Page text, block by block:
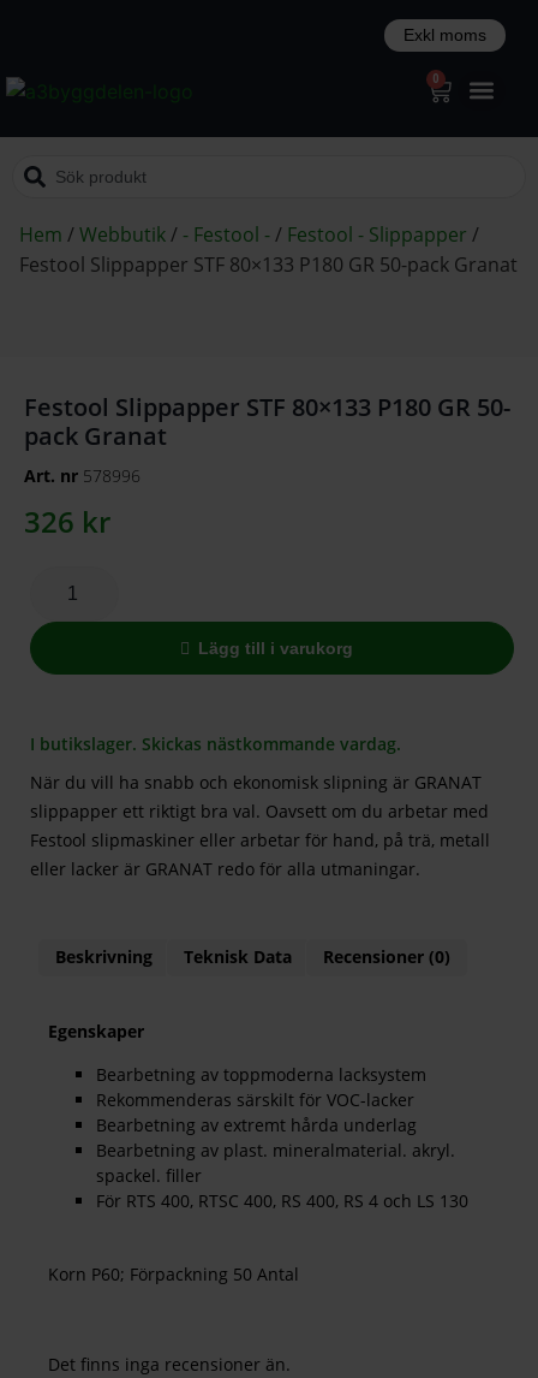
0
Hem /Webbutik/ - Festool -/ Festool - Slippapper /
Festool Slippapper STF 80×133 P180 GR 50-pack Granat
Festool Slippapper STF 80×133 P180 GR 50-
pack Granat
Art. nr 578996
326 kr
Lägg till i varukorg
I butikslager. Skickas nästkommande vardag.
När du vill ha snabb och ekonomisk slipning är GRANAT
slippapper ett riktigt bra val. Oavsett om du arbetar med
Festool slipmaskiner eller arbetar för hand, på trä, metall
eller lacker är GRANAT redo för alla utmaningar.
Beskrivning Teknisk Data Recensioner (0)
Egenskaper
Bearbetning av toppmoderna lacksystem
Rekommenderas särskilt för VOC-lacker
Bearbetning av extremt hårda underlag
Bearbetning av plast. mineralmaterial. akryl.
spackel. filler
För RTS 400, RTSC 400, RS 400, RS 4 och LS 130
Korn P60; Förpackning 50 Antal
Det finns inga recensioner än.